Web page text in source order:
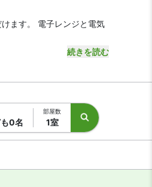
ます。 電子レンジと電気
続きを読む
0名
部屋数
1室